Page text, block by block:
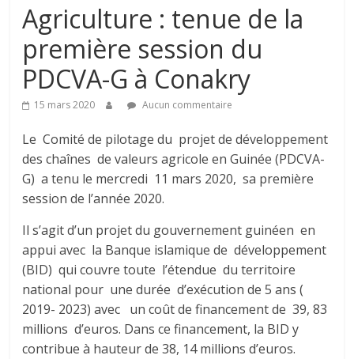
Agriculture : tenue de la
première session du
PDCVA-G à Conakry
15 mars 2020 Aucun commentaire
Le Comité de pilotage du projet de développement
des chaînes de valeurs agricole en Guinée (PDCVA-
G) a tenu le mercredi 11 mars 2020, sa première
session de l’année 2020.
Il s’agit d’un projet du gouvernement guinéen en
appui avec la Banque islamique de développement
(BID) qui couvre toute l’étendue du territoire
national pour une durée d’exécution de 5 ans (
2019- 2023) avec un coût de financement de 39, 83
millions d’euros. Dans ce financement, la BID y
contribue à hauteur de 38, 14 millions d’euros.